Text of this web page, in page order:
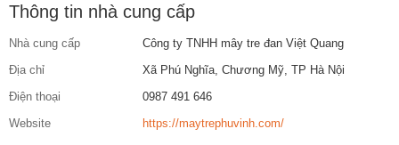
Thông tin nhà cung cấp
Nhà cung cấp
Công ty TNHH mây tre đan Việt Quang
Địa chỉ
Xã Phú Nghĩa, Chương Mỹ, TP Hà Nội
Điện thoại
0987 491 646
Website
https://maytrephuvinh.com/